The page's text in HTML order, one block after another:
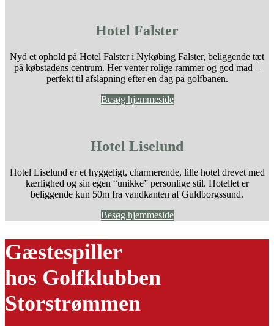
Hotel Falster
Nyd et ophold på Hotel Falster i Nykøbing Falster, beliggende tæt
på købstadens centrum. Her venter rolige rammer og god mad –
perfekt til afslapning efter en dag på golfbanen.
Besøg hjemmeside
Hotel Liselund
Hotel Liselund er et hyggeligt, charmerende, lille hotel drevet med
kærlighed og sin egen “unikke” personlige stil. Hotellet er
beliggende kun 50m fra vandkanten af Guldborgssund.
Besøg hjemmeside
Gæstespiller
hos Golfklubben
Storstrømmen